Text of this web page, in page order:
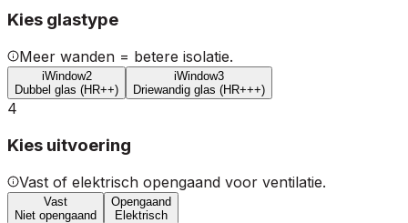
Kies glastype
Meer wanden = betere isolatie.
iWindow2
Dubbel glas (HR++)
iWindow3
Driewandig glas (HR+++)
4
Kies uitvoering
Vast of elektrisch opengaand voor ventilatie.
Vast
Niet opengaand
Opengaand
Elektrisch